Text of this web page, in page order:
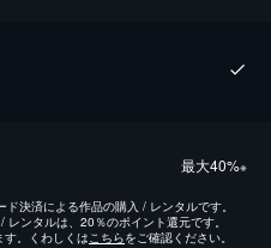
最⼤40%※
決済による作品の購入 / レンタルです。
ンタルは、20％のポイント還元です。
。くわしくはこちらをご確認ください。